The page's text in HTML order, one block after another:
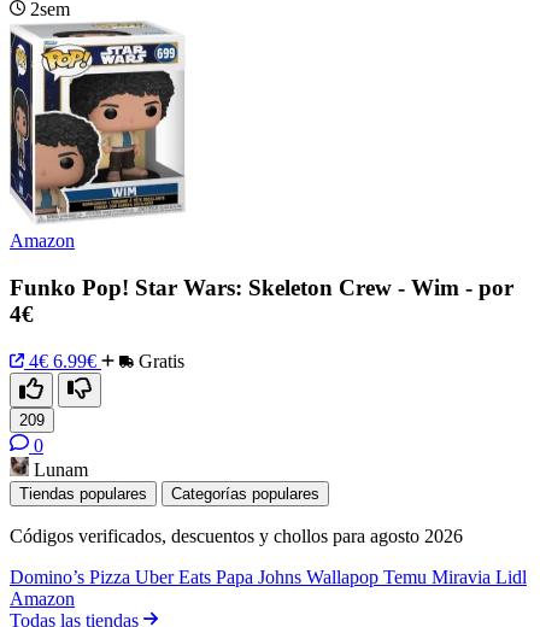
2sem
Amazon
Funko Pop! Star Wars: Skeleton Crew - Wim - por
4€
4€ 6.99€ Gratis
209
0
Lunam
Tiendas populares Categorías populares
Códigos verificados, descuentos y chollos para agosto 2026
Domino’s Pizza Uber Eats Papa Johns Wallapop Temu Miravia Lidl
Amazon
Todas las tiendas